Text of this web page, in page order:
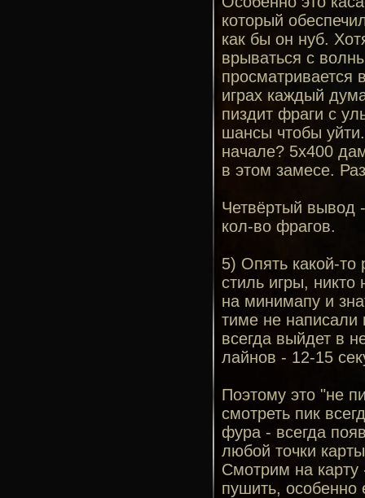
который
как бы он нуб.
врываться с
просматривается
играх каждый
пиздит фраги с
шансы чтобы
начале? 5х400
в этом замесе.
Четвёртый вывод
кол-во фрагов.
5) Опять какой-
стиль игры, никто
на минимапу и
тиме не написали
всегда выйдет в
лайнов - 12-15
Поэтому это "не
смотреть пик
фура - всегда
любой точки
Смотрим на карту
пушить, особенно